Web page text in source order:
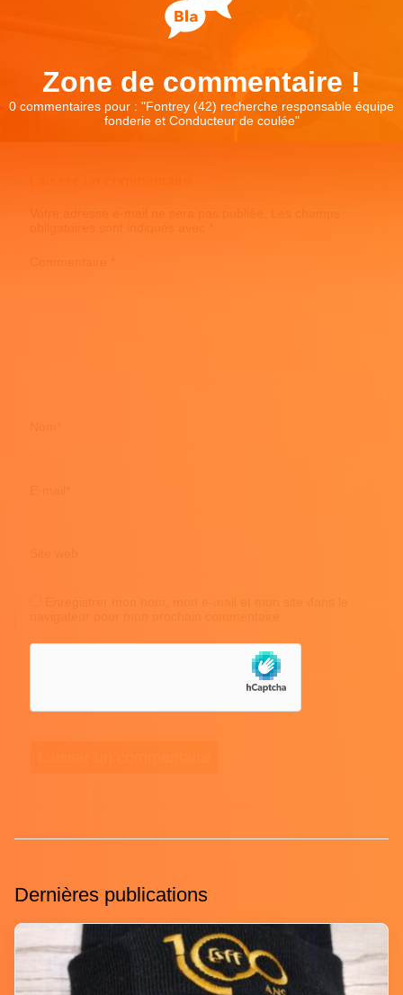
Zone de commentaire !
0 commentaires pour : "Fontrey (42) recherche responsable équipe
fonderie et Conducteur de coulée"
Dernières publications